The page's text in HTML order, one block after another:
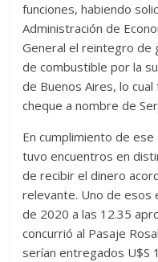
funciones, habiendo
Administración de
General el reintegro de
de combustible por la
de Buenos Aires, lo
cheque a nombre de
En cumplimiento de
tuvo encuentros en
de recibir el dinero
relevante. Uno de esos
de 2020 a las 12.35
concurrió al Pasaje
serían entregados U$S